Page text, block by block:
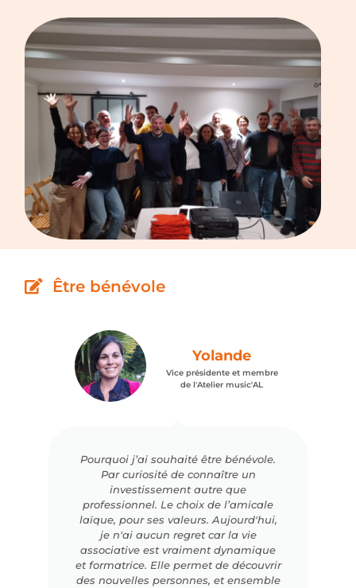
Être bénévole
Pourquoi j’ai souhaité être bénévole.
Par curiosité de connaître un
investissement autre que
professionnel. Le choix de l’amicale
laïque, pour ses valeurs. Aujourd'hui,
je n'ai aucun regret car la vie
associative est vraiment dynamique
et formatrice. Elle permet de découvrir
des nouvelles personnes, et ensemble
Yolande
Vice présidente et membre
de l'Atelier music'AL